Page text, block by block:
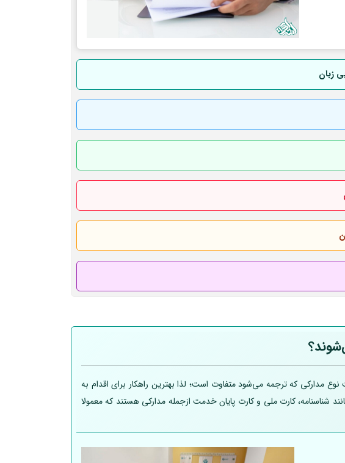
زبان
مدارکی که ترجمه می‌شود متفاوت است؛ لذا بهترین راهکار برای اقدام به
شناسنامه، کارت ملی و کارت پایان خدمت ازجمله مدارکی هستند که معمولا